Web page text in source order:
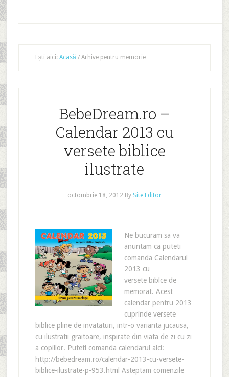
Ești aici: Acasă /Arhive pentru memorie
BebeDream.ro –
Calendar 2013 cu
versete biblice
ilustrate
octombrie 18, 2012 By Site Editor
Ne bucuram sa va
anuntam ca puteti
comanda Calendarul
2013 cu
versete biblce de
memorat. Acest
calendar pentru 2013
cuprinde versete
biblice pline de invataturi, intr-o varianta jucausa,
cu ilustratii graitoare, inspirate din viata de zi cu zi
a copiilor. Puteti comanda calendarul aici:
http://bebedream.ro/calendar-2013-cu-versete-
biblice-ilustrate-p-953.html Asteptam comenzile